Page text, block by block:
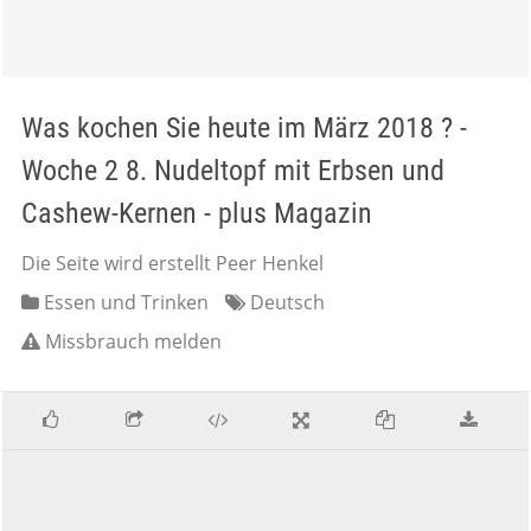
Was kochen Sie heute im März 2018 ? -
Woche 2 8. Nudeltopf mit Erbsen und
Cashew-Kernen - plus Magazin
Die Seite wird erstellt Peer Henkel
Essen und Trinken
Deutsch
Missbrauch melden